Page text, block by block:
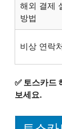
해외 결제
방법
비상 연락
✅ 토스카드
보세요.